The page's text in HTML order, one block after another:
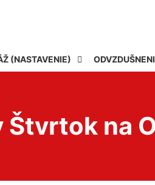
(NASTAVENIE)
na